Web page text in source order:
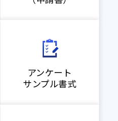
アンケート
サンプル書式